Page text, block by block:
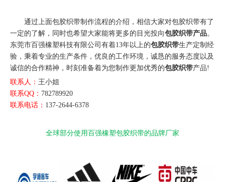
通过上面包胶织带制作流程的介绍，相信大家对包胶织带有了
一定的了解，同时也希望大家能将更多的目光投向包胶织带产品。
东莞市百强橡塑科技有限公司有着13年以上的包胶织带生产定制经
验，秉着专业的生产条件，优良的工作环境，诚恳的服务态度以及
诚信的合作精神，时刻准备着为您制作更加优秀的包胶织带产品!
联系人： 王小姐
联系QQ： 782789920
联系电话： 137-2644-6378
全球部分使用百强橡塑包胶织带的品牌厂家